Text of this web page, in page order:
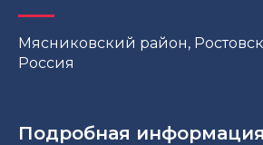
Мясниковский район,
Россия
Подробная информация